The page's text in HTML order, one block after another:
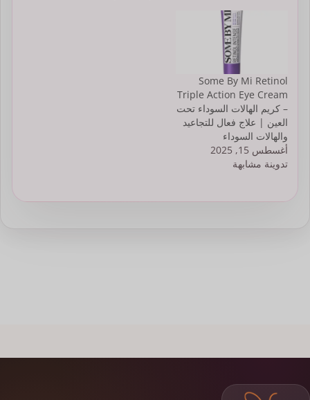
Some By Mi Retinol
Triple Action Eye Cream
– كريم الهالات السوداء تحت
العين | علاج فعال للتجاعيد
والهالات السوداء
أغسطس 15, 2025
تدوينة مشابهة